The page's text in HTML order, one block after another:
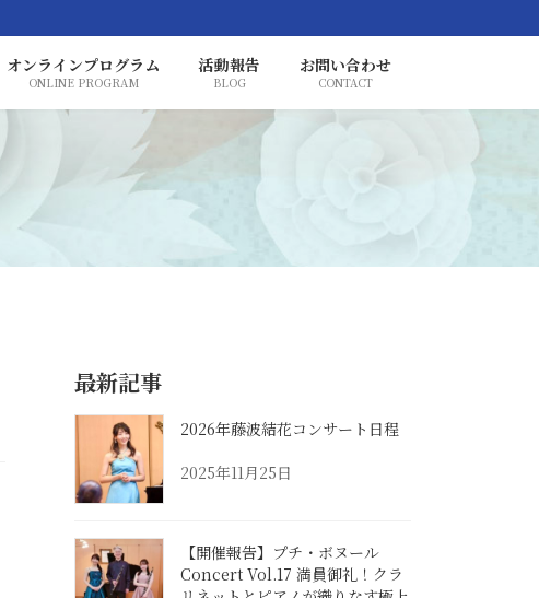
オンラインプログラム
ONLINE PROGRAM
活動報告
BLOG
お問い合わせ
CONTACT
最新記事
2026年藤波結花コンサート日程
2025年11月25日
【開催報告】プチ・ボヌール
Concert Vol.17 満員御礼！クラ